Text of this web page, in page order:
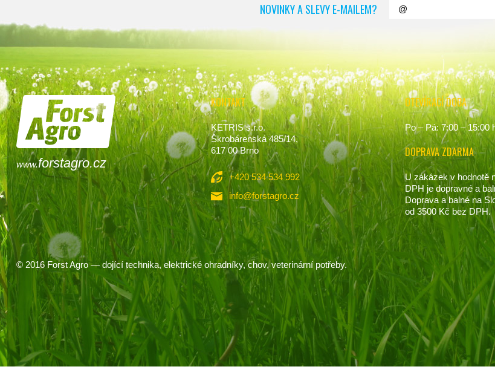
NOVINKY A SLEVY E-MAILEM?
www.forstagro.cz
KONTAKT
KETRIS s.r.o.
Škrobárenská 485/14,
617 00 Brno
+420 534 534 992
info@forstagro.cz
OTEVÍRACÍ DOBA
Po – Pá: 7:00 – 15:00
DOPRAVA ZDARMA
U zákázek v hodnotě
DPH je dopravné a
Doprava a balné na
od 3500 Kč bez DPH.
© 2016 Forst Agro— dojící technika, elektrické ohradníky, chov, veterinární potřeby.